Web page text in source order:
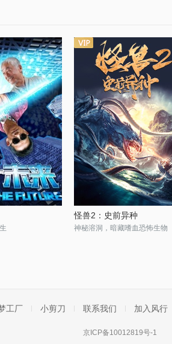
怪兽2：史前异种
神秘溶洞，暗藏嗜血恐怖生物
工厂 小剪刀 联系我们 加入风行
京ICP备10012819号-1